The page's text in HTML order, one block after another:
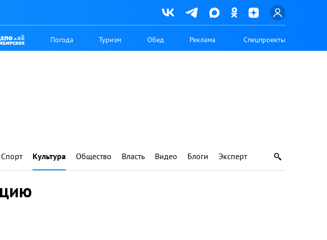
Погода Туризм Обед Реклама Спецпроекты
Спорт Культура Общество Власть Видео Блоги Эксперт